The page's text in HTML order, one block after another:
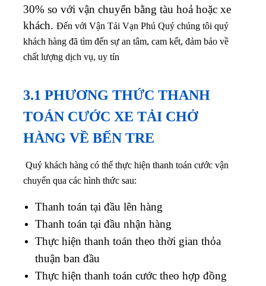
30% so với vận chuyển bằng tàu hoả hoặc xe
khách. Đến với Vận Tải Vạn Phú Quý chúng tôi quý
khách hàng đã tìm đến sự an tâm, cam kết, đảm bảo về
chất lượng dịch vụ, uy tín
3.1 PHƯƠNG THỨC THANH
TOÁN CƯỚC XE TẢI CHỞ
HÀNG VỀ BẾN TRE
Quý khách hàng có thể thực hiện thanh toán cước vận
chuyển qua các hình thức sau:
Thanh toán tại đầu lên hàng
Thanh toán tại đầu nhận hàng
Thực hiện thanh toán theo thời gian thỏa
thuận ban đầu
Thực hiện thanh toán cước theo hợp đồng